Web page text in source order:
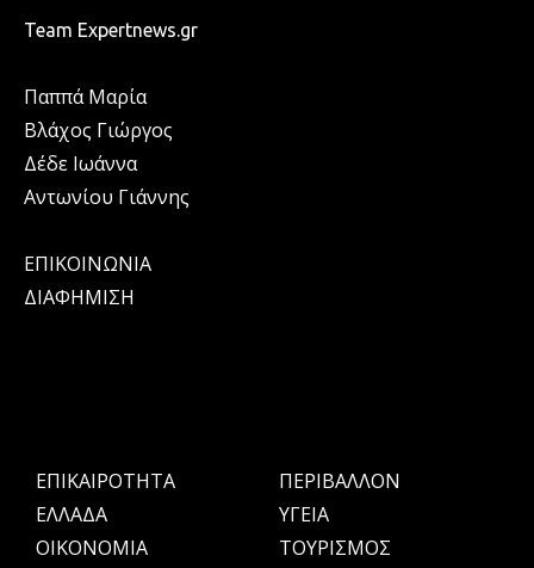
Team Expertnews.gr
Παππά Μαρία
Βλάχος Γιώργος
Δέδε Ιωάννα
Αντωνίου Γιάννης
ΕΠΙΚΟΙΝΩΝΙΑ
ΔΙΑΦΗΜΙΣΗ
ΕΠΙΚΑΙΡΟΤΗΤΑ
ΕΛΛΑΔΑ
OIKONOMIA
ΠΕΡΙΒΑΛΛΟΝ
ΥΓΕΙΑ
ΤΟΥΡΙΣΜΟΣ